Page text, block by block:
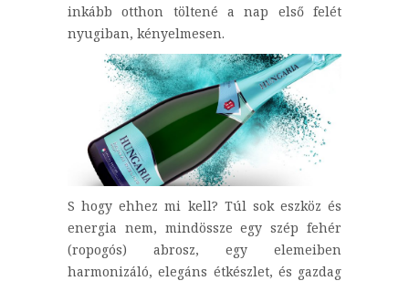
inkább otthon töltené a nap első felét
nyugiban, kényelmesen.
S hogy ehhez mi kell? Túl sok eszköz és
energia nem, mindössze egy szép fehér
(ropogós) abrosz, egy elemeiben
harmonizáló, elegáns étkészlet, és gazdag